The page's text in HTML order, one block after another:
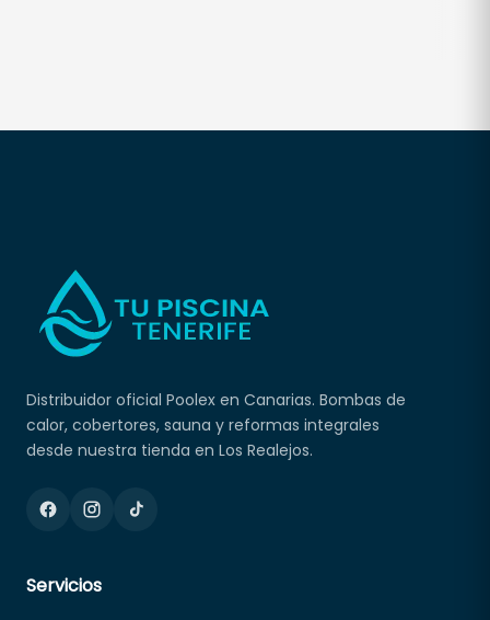
Distribuidor oficial Poolex en Canarias. Bombas de
calor, cobertores, sauna y reformas integrales
desde nuestra tienda en Los Realejos.
Servicios